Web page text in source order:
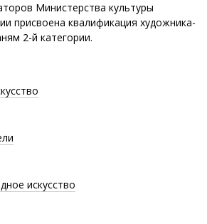
Министерства культуры
присвоена квалификация художника-
2-й категории.
искусство